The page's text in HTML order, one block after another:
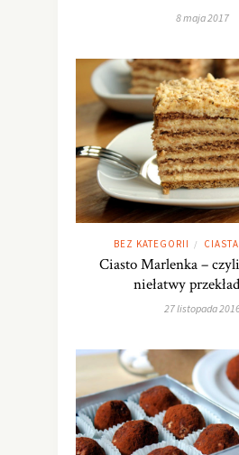
8 maja 2017
BEZ KATEGORII /
Ciasto Marlenka –
niełatwy
27 listopada